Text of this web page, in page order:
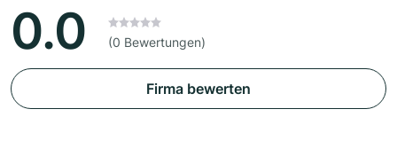
0.0 (0 Bewertungen)
Firma bewerten